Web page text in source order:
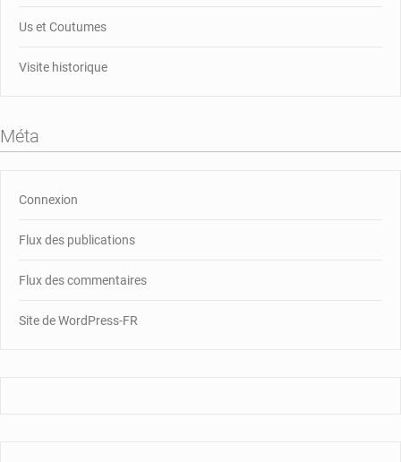
Us et Coutumes
Visite historique
Méta
Connexion
Flux des publications
Flux des commentaires
Site de WordPress-FR